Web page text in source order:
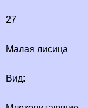
27
Малая лисица
Вид: